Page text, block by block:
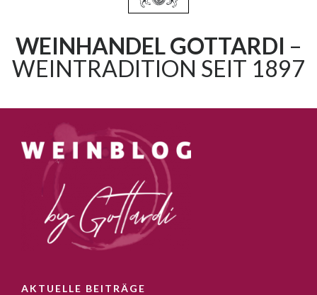
WEINHANDEL GOTTARDI –
WEINTRADITION SEIT 1897
AKTUELLE BEITRÄGE